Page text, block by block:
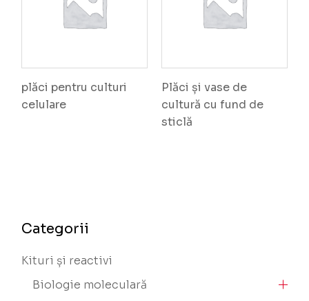
plăci pentru culturi
celulare
Plăci și vase de
cultură cu fund de
sticlă
Categorii
Kituri și reactivi
Biologie moleculară